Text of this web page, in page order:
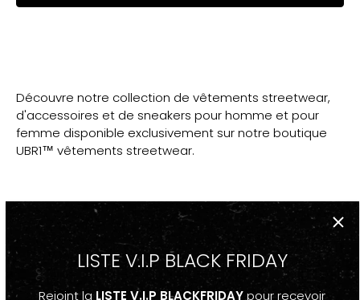
Découvre notre collection de vêtements streetwear,
d'accessoires et de sneakers pour homme et pour
femme disponible exclusivement sur notre boutique
UBR1™ vêtements streetwear.
DESCRIPTION
-Casquette Streetwear Noir
LISTE V.I.P BLACK FRIDAY
Rejoint la LISTE V.I.P BLACKFRIDAYpour recevoir